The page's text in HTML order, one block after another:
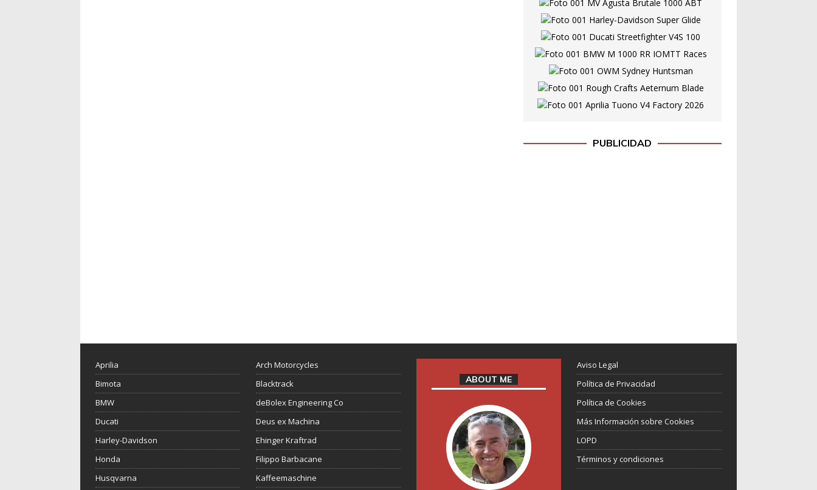
PUBLICIDAD
Aprilia
Bimota
BMW
Ducati
Harley-Davidson
Honda
Husqvarna
Arch Motorcycles
Blacktrack
deBolex Engineering Co
Deus ex Machina
Ehinger Kraftrad
Filippo Barbacane
Kaffeemaschine
ABOUT ME
Aviso Legal
Política de Privacidad
Política de Cookies
Más Información sobre Cookies
LOPD
Términos y condiciones